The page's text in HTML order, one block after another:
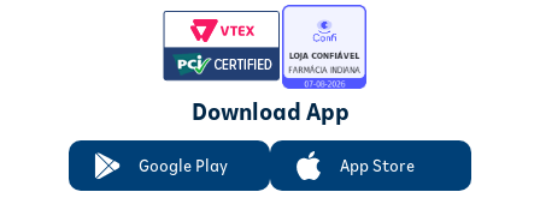
Download App
Google Play App Store